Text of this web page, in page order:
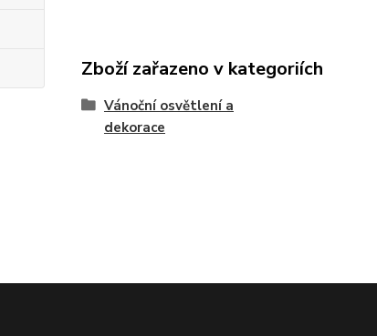
Zboží zařazeno v kategoriích
Vánoční osvětlení a
dekorace